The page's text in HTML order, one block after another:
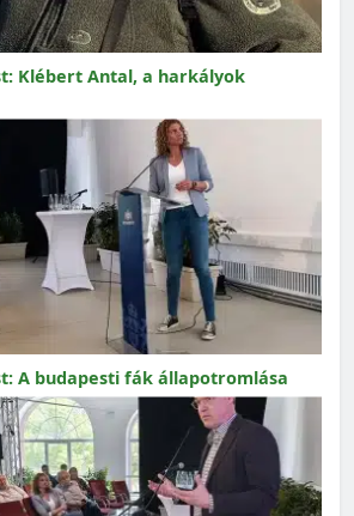
Klébert Antal, a harkályok
A budapesti fák állapotromlása